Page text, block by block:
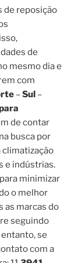
de reposição
de
mesmo dia e
com
–Sul –
de contar
busca por
e indústrias.
minimizar
o melhor
as marcas do
seguindo
se
com a